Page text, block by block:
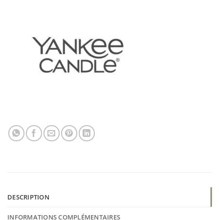
DESCRIPTION
INFORMATIONS COMPLÉMENTAIRES